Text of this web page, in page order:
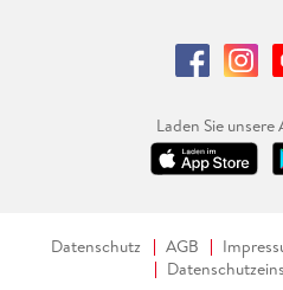
Laden Sie
Datenschutz AGB